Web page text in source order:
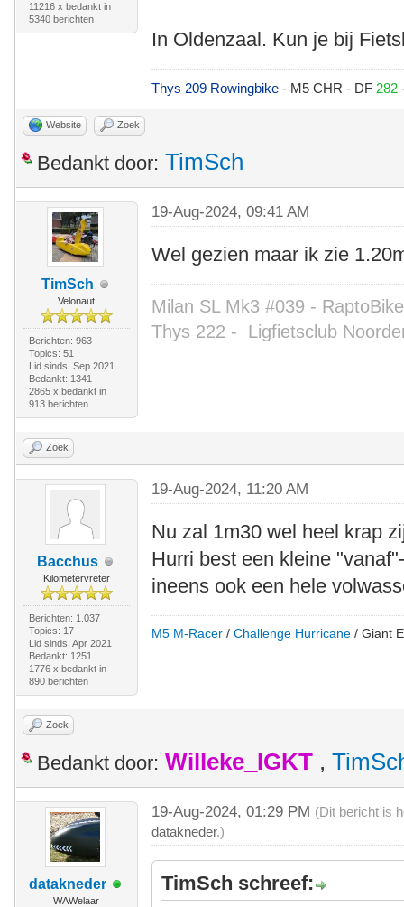
11216 x bedankt in
5340 berichten
In Oldenzaal. Kun je bij
Thys 209 Rowingbike- M5 CHR - DF 282
Website Zoek
Bedankt door: TimSch
TimSch
Velonaut
Berichten: 963
Topics: 51
Lid sinds: Sep 2021
Bedankt: 1341
2865 x bedankt in
913 berichten
19-Aug-2024, 09:41 AM
Wel gezien maar ik zie
Milan SL Mk3 #039 -
Thys 222 - Ligfietsclub
Zoek
Bacchus
Kilometervreter
Berichten: 1.037
Topics: 17
Lid sinds: Apr 2021
Bedankt: 1251
1776 x bedankt in
890 berichten
19-Aug-2024, 11:20 AM
Nu zal 1m30 wel heel krap
Hurri best een kleine
ineens ook een hele
M5 M-Racer /Challenge Hurricane / Giant
Zoek
Bedankt door: Willeke_IGKT ,
datakneder
WAWelaar
19-Aug-2024, 01:29 PM (Dit bericht is
datakneder.)
TimSch schreef: